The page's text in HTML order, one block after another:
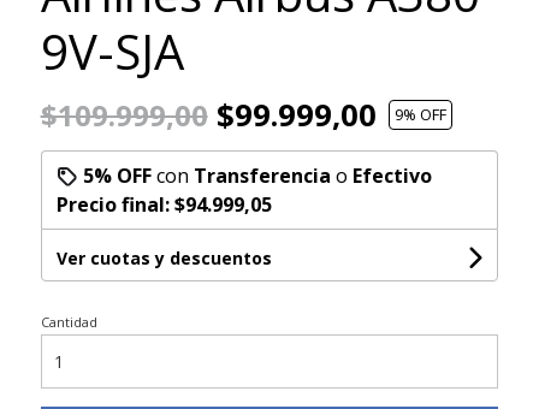
9V-SJA
$109.999,00$99.999,00 9% OFF
5% OFFcon Transferencia o Efectivo
Precio final:$94.999,05
Ver cuotas y descuentos
Cantidad